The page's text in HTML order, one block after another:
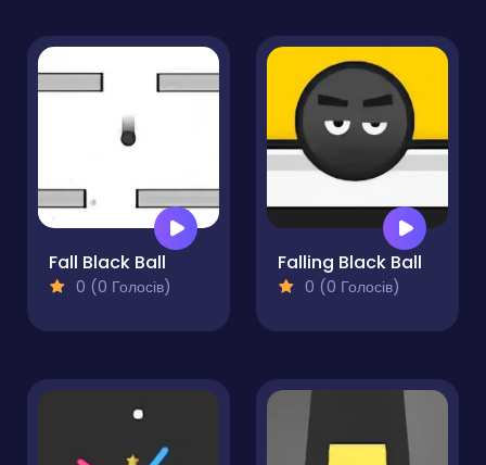
Fall Black Ball
0 (0 Голосів)
Falling Black Ball
0 (0 Голосів)